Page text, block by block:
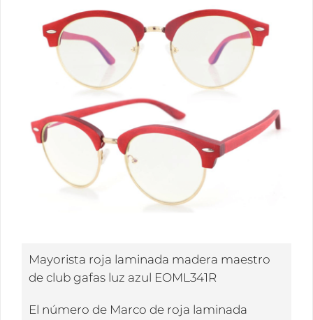
Mayorista roja laminada madera maestro
de club gafas luz azul EOML341R
El número de Marco de roja laminada